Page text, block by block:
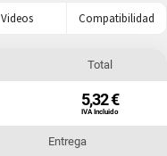
Videos Compatibilidad
Total
5,32 €
IVA Incluido
Entrega